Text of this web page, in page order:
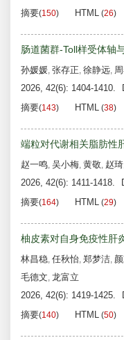
摘要(150) HTML (26)
肠道菌群-Toll样受体轴
孙媛媛, 张存正, 徐静远,
2026, 42(6): 1404-1410.
摘要(143) HTML (38)
端粒对代谢相关脂肪性
赵一鸣, 吴小梅, 黄敬, 赵琦
2026, 42(6): 1411-1418.
摘要(164) HTML (29)
柚皮素对自身免疫性肝
林昌稳, 任秋怡, 郑梦洁,
毛德文, 龙富立
2026, 42(6): 1419-1425.
摘要(140) HTML (50)